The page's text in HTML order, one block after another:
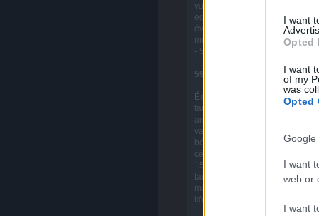
I want
Opted
I want
of my
was
Opted
Google
I want
web or
I want
vagy több gyermekkel
egygyermekesek vannak a
évtizedben (229 az 1976.
megjegyezni még egy adatot:
- 517 - egygyermekes.
594 lakás
És mit lehet elosztani?
tanácsi és szövetkezeti lakás
amit idő közben 60-nal kellett
vagy 132 tanácsi és 462
bérlakásoknak csak a felét
célokra (szanálás, lakóház-
153-at szabad kereten
társadalmi rétegek
már nem lesz lakásátadás
közül pedig 390-et az új,